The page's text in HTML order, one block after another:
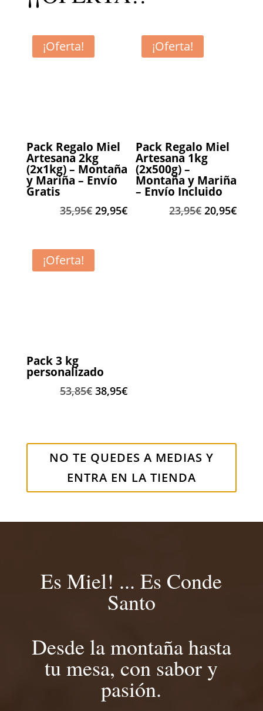
¡Oferta!
Pack Regalo Miel
Artesana 2kg
(2x1kg) – Montaña
y Mariña – Envío
Gratis
35,95€ El
35,95€.
29,95€El
¡Oferta!
Pack Regalo Miel
Artesana 1kg
(2x500g) –
Montaña y Mariña
– Envío Incluido
23,95€ El
20,95€El
¡Oferta!
Pack 3 kg
personalizado
53,85€ El
53,85€.
38,95€El
38,95€.
NO TE QUEDES A MEDIAS Y
ENTRA EN LA TIENDA
Es Miel! ... Es Conde
Santo
Desde la montaña hasta
tu mesa, con sabor y
pasión.